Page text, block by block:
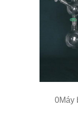
0Máy